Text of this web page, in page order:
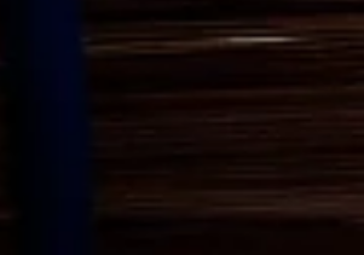
blive et besværligt
ro, varme og let adgang
De søger ofte ind i
skure, garager og
haver, beplantning og
gode muligheder for at
at blive forstyrret.